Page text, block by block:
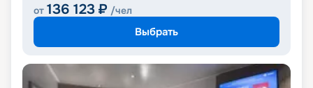
от 136 123 ₽ /чел
Выбрать